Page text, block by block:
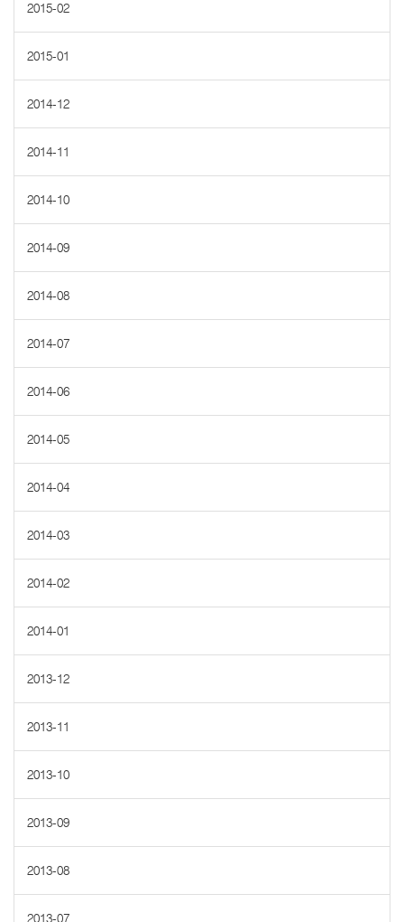
2015-02
2015-01
2014-12
2014-11
2014-10
2014-09
2014-08
2014-07
2014-06
2014-05
2014-04
2014-03
2014-02
2014-01
2013-12
2013-11
2013-10
2013-09
2013-08
2013-07